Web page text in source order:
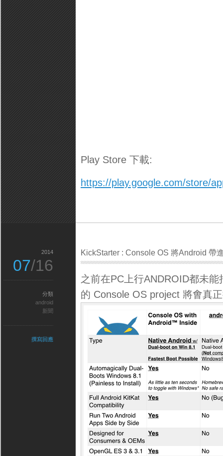
Play Store 下載:
https://play.google.com/store/
KickStarter : Console OS 將Android 帶
之前在PC上行ANDROID都未
的 Console OS project 將㑹真
2014
07/16
分類
android
新聞
撰寫回應